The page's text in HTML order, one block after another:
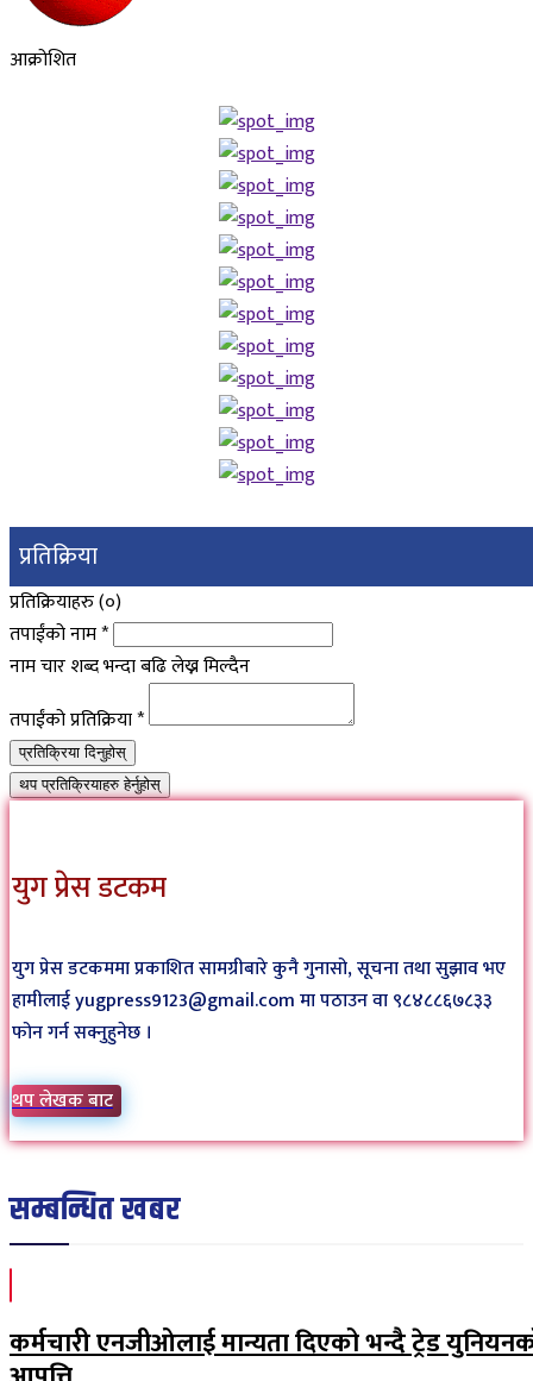
आक्रोशित
प्रतिक्रिया
प्रतिक्रियाहरु (०)
तपाईंको नाम*
नाम चार शब्द भन्दा बढि लेख्न मिल्दैन
तपाईंको प्रतिक्रिया*
प्रतिक्रिया दिनुहोस्
थप प्रतिक्रियाहरु हेर्नुहोस्
युग प्रेस डटकम
युग प्रेस डटकममा प्रकाशित सामग्रीबारे कुनै गुनासो, सूचना तथा सुझाव भए
हामीलाई yugpress9123@gmail.com मा पठाउन वा ९८४८८६७८३३
फोन गर्न सक्नुहुनेछ ।
थप लेखक बाट
सम्बन्धित खबर
कर्मचारी एनजीओलाई मान्यता दिएको भन्दै ट्रेड